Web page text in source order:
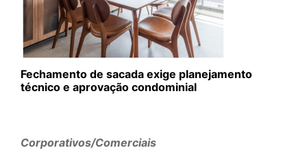
Fechamento de sacada exige planejamento
técnico e aprovação condominial
Corporativos/Comerciais